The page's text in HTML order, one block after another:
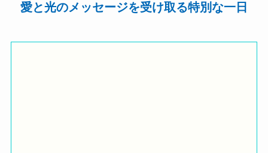
愛と光のメッセージを受け取る特別な一日